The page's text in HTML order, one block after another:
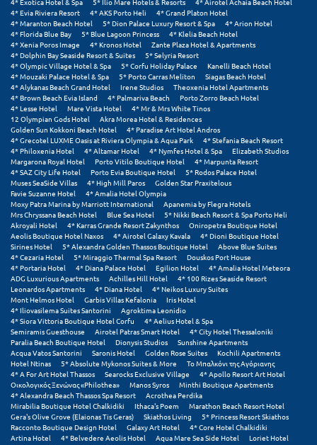
Ξ
Ξυλόκαστρο
Ο
Ορεινή Αρκαδία
Ορεινή Ναυπακτία
Π
Πάλαιρος
Παξοί
Παραλία Κατερίνης
Παραλία Λιτοχώρου
Παράλιο Άστρος
Πάργα
Παρνασσός
Πάρος
Πάτμος
Πάτρα
4* Evia Riviera Resort
4* AKS Porto Heli
4* Grand Platon Hotel
4* Maranton Beach Hotel
5* Dion Palace Luxury Resort & Spa
4* Arion Hotel
4* Florida Blue Bay
5* Blue Lagoon Princess
4* Klelia Beach Hotel
4* Xenia Poros Image
4* Kronos Hotel
Zante Plaza Hotel & Apartments
4* Dolphin Bay Seaside Resort & Suites
5* Selyria Resort
4* Olympic Village Hotel & Spa
5* Corfu Holiday Palace
Kanelli Beach Hotel
4* Mouzaki Palace Hotel & Spa
5* Porto Carras Meliton
Siagas Beach Hotel
4* Alykanas Beach Grand Hotel
Irene Studios
Theoxenia Hotel Apartments
4* Brown Beach Evia Island
4* Palmariva Beach
Porto Zorro Beach Hotel
4* Lesse Hotel
Mare Vista Hotel
4* Mr & Mrs White Tinos
12 Olympian Gods Hotel
Akra Morea Hotel & Residences
Golden Sun Kokkoni Beach Hotel
4* Paradise Art Hotel Andros
4* Grecotel LUXME Oasis at Riviera Olympia & Aqua Park
4* Stefania Beach Resort
4* Philoxenia Hotel
4* Altamar Hotel 4* Nymfes Hotel & Spa
Elizabeth Studios
Margarona Royal Hotel
Porto Vitilo Boutique Hotel
4* Marpunta Resort
4* SAZ City Life Hotel
Porto Evia Boutique Hotel
5* Rodos Palace Hotel
Muses SeaSide Villas
4* High Mill Paros
Golden Star Praxitelous
Favie Suzanne Hotel
4* Amalia Hotel Olympia
Moxy Patra Marina by Marriott International
Apanemia by Flegra Hotels
Mrs Chryssana Beach Hotel
Blue Sea Hotel
5* Nikki Beach Resort & Spa Porto Heli
Akroyali Hotel
4* Karras Grande Resort Zakynthos
Oniropetra Boutique Hotel
Aeolis Boutique Hotel Naxos
4* Airotel Galaxy Kavala
4* Dioni Boutique Hotel
Sirines Hotel
5* Alexandra Golden Thassos Boutique Hotel
Above Blue Suites
4* Cezaria Hotel
5* Miraggio Thermal Spa Resort
Douskos Port House
4* Portaria Hotel
4* Diana Palace Hotel Egilion Hotel
4* Amalia Hotel Meteora
ADG Luxurious Apartments
Achilles Hill Hotel
4* 100 Rizes Seaside Resort
Leonardos Apartments
4* Diana Hotel
4* Neikos Luxury Suites
Mont Helmos Hotel
Garbis Villas Kefalonia
Iris Hotel
4* Iliovasilema Suites Santorini
Agroktima Leonidio
4* Siora Vittoria Boutique Hotel Corfu
4* Aelius Hotel & Spa
Semiramis Guesthouse
Airotel Patras Smart Hotel
4* City Hotel Thessaloniki
Paralia Beach Boutique Hotel
Dionysis Studios
Sunshine Apartments
Acqua Vatos Santorini
Saronis Hotel Golden Rose Suites
Kochili Apartments
Hotel Ntinas
5* Absolute Mykonos Suites & More
Το Μπαλκόνι της Αγόριανης
4* A For Art Hotel Thassos
Searocks Exclusive Village
4* Apollo Resort Art Hotel
Οικολογικός Ξενώνας «Philothea»
Manos Syros
Minthi Boutique Apartments
4* Alexandra Beach Thassos Spa Resort
Acrothea Perdika
Mirabilia Boutique Hotel Chalkidiki
Ithaca's Poem
Marathon Beach Resort Hotel
Gera's Olive Grove (Elaionas Tis Geras)
Skiathos Living
5* Princess Resort Skiathos
Racconto Boutique Design Hotel
Galaxy Art Hotel
4* Core Hotel Chalkidiki
Artina Hotel
4* Belvedere Aeolis Hotel Aqua Mare Sea Side Hotel
Loriet Hotel